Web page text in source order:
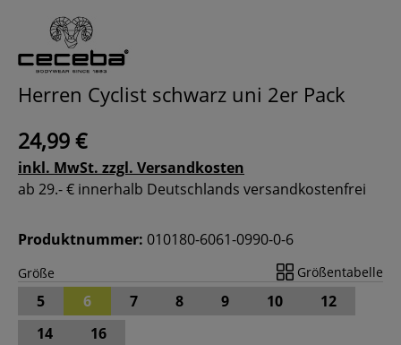
Herren Cyclist schwarz uni 2er Pack
24,99 €
inkl. MwSt. zzgl. Versandkosten
ab 29.- € innerhalb Deutschlands versandkostenfrei
Produktnummer: 010180-6061-0990-0-6
Größe Größentabelle
5 6 7 8 9 10
12
14
16